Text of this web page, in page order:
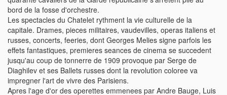
bord de la fosse d'orchestre.
Les spectacles du Chatelet rythment la vie culturelle de la
capitale. Drames, pieces militaires, vaudevilles, operas italiens et
russes, concerts, feeries, dont Georges Melies signe parfois les
effets fantastiques, premieres seances de cinema se succedent
jusqu'au coup de tonnerre de 1909 provoque par Serge de
Diaghilev et ses Ballets russes dont la revolution coloree va
impregner l'art de vivre des Parisiens.
Apres l'age d'or des operettes emmenees par Andre Bauge, Luis